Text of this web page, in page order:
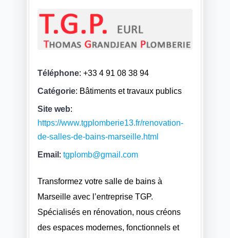
Téléphone: +33 4 91 08 38 94
Catégorie: Bâtiments et travaux publics
Site web:
https://www.tgplomberie13.fr/renovation-
de-salles-de-bains-marseille.html
Email : tgplomb@gmail.com
Transformez votre salle de bains à
Marseille avec l’entreprise TGP.
Spécialisés en rénovation, nous créons
des espaces modernes, fonctionnels et